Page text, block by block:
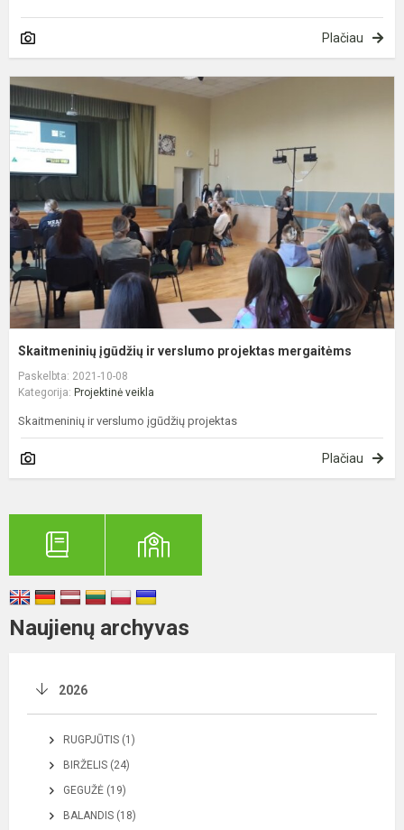
Plačiau
Skaitmeninių įgūdžių ir verslumo projektas mergaitėms
Paskelbta: 2021-10-08
Kategorija: Projektinė veikla
Skaitmeninių ir verslumo įgūdžių projektas
Plačiau
Naujienų archyvas
2026
RUGPJŪTIS (1)
BIRŽELIS (24)
GEGUŽĖ (19)
BALANDIS (18)